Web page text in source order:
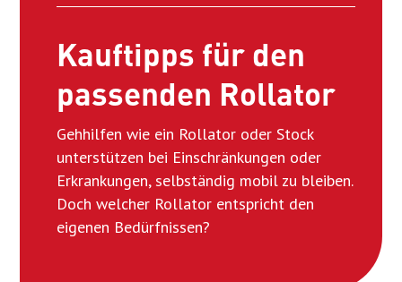
Kauftipps für den
passenden Rollator
Gehhilfen wie ein Rollator oder Stock
unterstützen bei Einschränkungen oder
Erkrankungen, selbständig mobil zu bleiben.
Doch welcher Rollator entspricht den
eigenen Bedürfnissen?